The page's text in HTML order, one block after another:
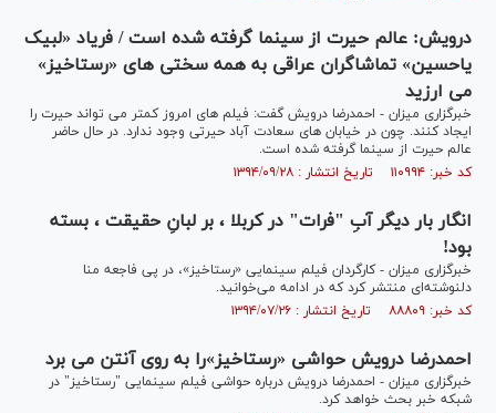
درویش: عالم حیرت از سینما گرفته شده است / فریاد «لبیک
یاحسین» تماشاگران عراقی به همه سختی های «رستاخیز»
می ارزید
خبرگزاری میزان - احمدرضا درویش گفت: فیلم های امروز کمتر می تواند حیرت را
ایجاد کنند. چون در خیابان های سعادت آباد حیرتی وجود ندارد. در حال حاضر
عالم حیرت از سینما گرفته شده است.
کد خبر: ۱۱۰۹۹۴ تاریخ انتشار : ۱۳۹۴/۰۹/۲۸
انگار بار دیگر آبِ "فرات" در کربلا ، بر لبانِ حقیقت ، بسته
بود!
خبرگزاری میزان - کارگردان فیلم سینمایی «رستاخیز»، در پی فاجعه منا
دلنوشته‌ای منتشر کرد که در ادامه می‌خوانید.
کد خبر: ۸۸۸۰۹ تاریخ انتشار : ۱۳۹۴/۰۷/۲۶
احمدرضا درویش حواشی «رستاخیز»را به روی آنتن می برد
خبرگزاری میزان - احمدرضا درویش درباره حواشی فیلم سینمایی "رستاخیز" در
شبکه خبر بحث خواهد کرد.